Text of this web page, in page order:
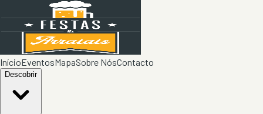
InícioEventosMapaSobre NósContacto
Descobrir